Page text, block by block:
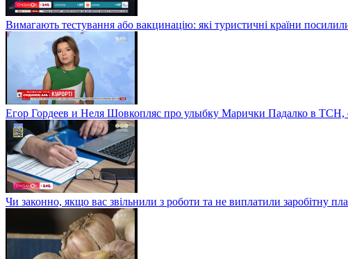
Вимагають тестування або вакцинацію: які туристичні країни
Егор Гордеев и Неля Шовкопляс про улыбку Марички Падалко в ТСН,
Чи законно, якщо вас звільнили з роботи та не виплатили заробітну